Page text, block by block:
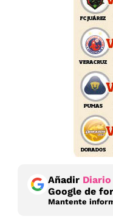
Añadir
Google de
Mantente